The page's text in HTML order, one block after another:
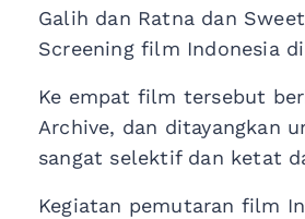
Galih dan Ratna dan
Screening film Indonesia
Ke empat film tersebut
Archive, dan ditayangkan
sangat selektif dan ketat
Kegiatan pemutaran film